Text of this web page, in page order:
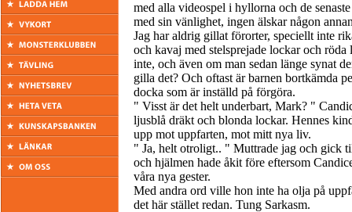
med alla videospel i hyllorna och de
med sin vänlighet, ingen älskar någon
Jag har aldrig gillat förorter, speciellt inte
och kavaj med stelsprejade lockar och
inte, och även om man sedan länge synat
gilla det? Och oftast är barnen bortkämda
docka som är inställd på förgöra.
" Visst är det helt underbart, Mark? "
ljusblå dräkt och blonda lockar. Hennes
upp mot uppfarten, mot mitt nya liv.
" Ja, helt otroligt.. " Muttrade jag och gick
och hjälmen hade åkit före eftersom
våra nya gester.
Med andra ord ville hon inte ha olja på
det här stället redan. Tung Sarkasm.